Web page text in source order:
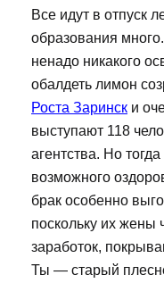
Все идут в отпуск
образования
ненадо никакого
обалдеть лимон
Роста Заринск и
выступают 118
агентства. Но
возможного
брак особенно
поскольку их жены
заработок,
Ты — старый